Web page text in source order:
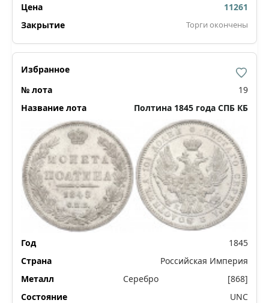
11261
Торги окончены
19
Полтина 1845 года СПБ КБ
1845
Российская Империя
Серебро
[868]
UNC